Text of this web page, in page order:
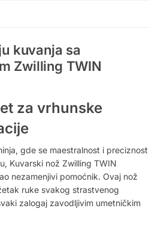
kuvanja sa
Zwilling TWIN
za vrhunske
gde se maestralnost i preciznost
Kuvarski nož Zwilling TWIN
nezamenjivi pomoćnik. Ovaj nož
ruke svakog strastvenog
zalogaj zavodljivim umetničkim